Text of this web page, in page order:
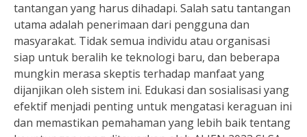
tantangan yang harus dihadapi. Salah satu tantangan
utama adalah penerimaan dari pengguna dan
masyarakat. Tidak semua individu atau organisasi
siap untuk beralih ke teknologi baru, dan beberapa
mungkin merasa skeptis terhadap manfaat yang
dijanjikan oleh sistem ini. Edukasi dan sosialisasi yang
efektif menjadi penting untuk mengatasi keraguan ini
dan memastikan pemahaman yang lebih baik tentang